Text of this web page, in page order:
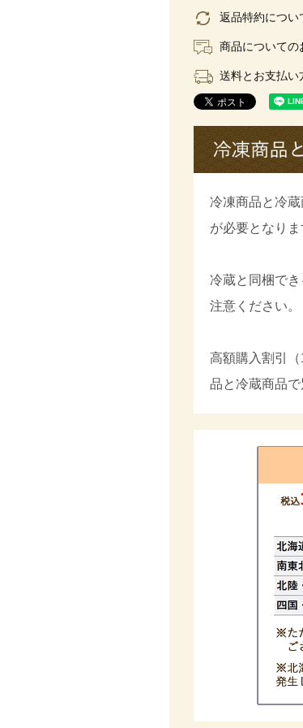
返品特約につい
商品についての
送料とお支払い
冷凍商品と冷
が必要となりま
冷蔵と同梱で
注意ください。
高額購入割引
品と冷蔵商品で